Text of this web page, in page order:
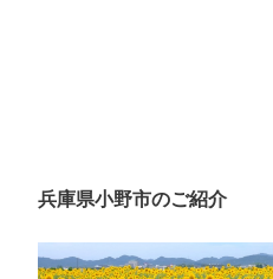
兵庫県小野市のご紹介